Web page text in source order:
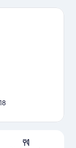
di Fontermosa.